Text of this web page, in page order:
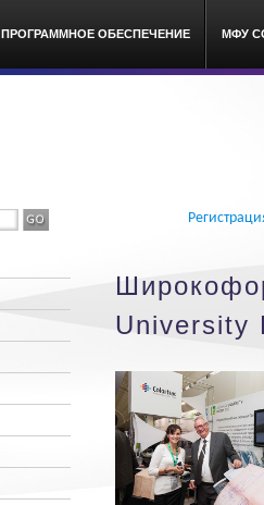
ПРОГРАММНОЕ ОБЕСПЕЧЕНИЕ МФУ
University